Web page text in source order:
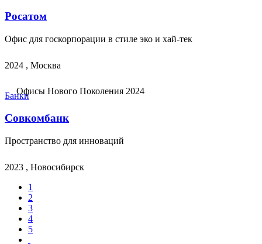
Росатом
Офис для госкорпорации в стиле эко и хай-тек
2024 , Москва
Офисы Нового Поколения 2024
Банки
Совкомбанк
Пространство для инноваций
2023 , Новосибирск
1
2
3
4
5